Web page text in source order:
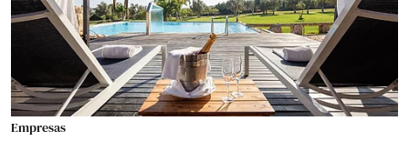
Empresas